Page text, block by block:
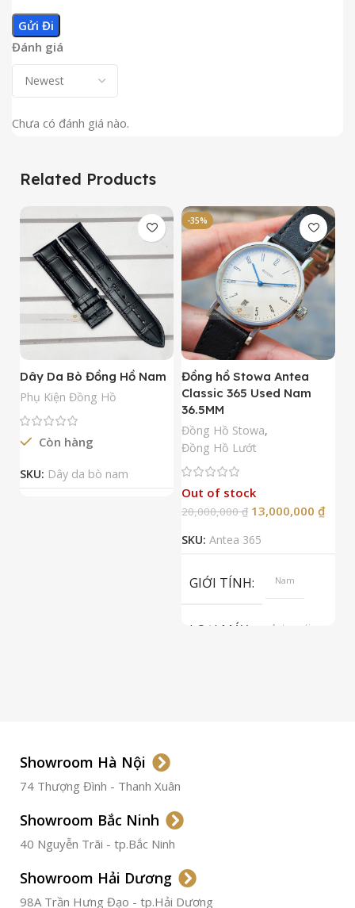
Đánh giá
Chưa có đánh giá nào.
Related Products
Dây Da Bò Đồng Hồ Nam
Phụ Kiện Đồng Hồ
Còn hàng
SKU: Dây da bò nam
-35%
Đồng hồ Stowa Antea
Classic 365 Used Nam
36.5MM
Đồng Hồ Stowa,
Đồng Hồ Lướt
Out of stock
20,000,000₫ 13,000,000 ₫
SKU: Antea 365
GIỚI TÍNH Nam
LOẠI MÁY
Automatic
CHỐNG NƯỚC
Showroom Hà Nội
74 Thượng Đình - Thanh Xuân
Showroom Bắc Ninh
40 Nguyễn Trãi - tp.Bắc Ninh
Showroom Hải Dương
98A Trần Hưng Đạo - tp.Hải Dương